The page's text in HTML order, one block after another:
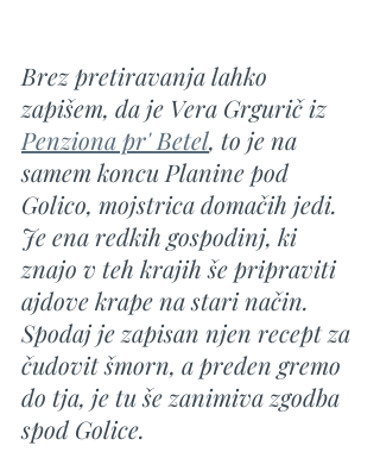
Brez pretiravanja lahko
zapišem, da je Vera Grgurič iz
Penziona pr' Betel, to je na
samem koncu Planine pod
Golico, mojstrica domačih jedi.
Je ena redkih gospodinj, ki
znajo v teh krajih še pripraviti
ajdove krape na stari način.
Spodaj je zapisan njen recept za
čudovit šmorn, a preden gremo
do tja, je tu še zanimiva zgodba
spod Golice.